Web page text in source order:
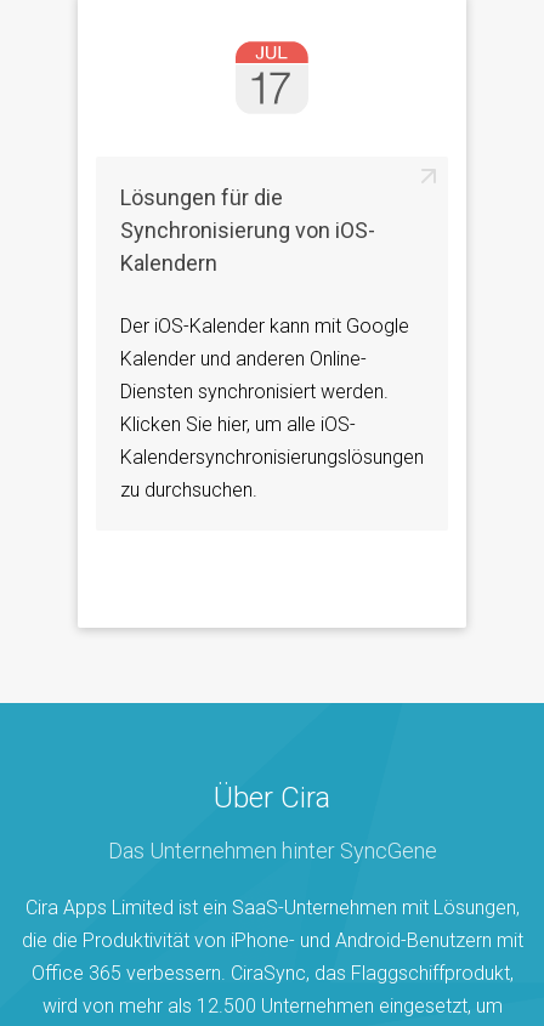
Lösungen für die
Synchronisierung von iOS-
Kalendern
Der iOS-Kalender kann mit Google
Kalender und anderen Online-
Diensten synchronisiert werden.
Klicken Sie hier, um alle iOS-
Kalendersynchronisierungslösungen
zu durchsuchen.
Über Cira
Das Unternehmen hinter SyncGene
Cira Apps Limited ist ein SaaS-Unternehmen mit Lösungen,
die die Produktivität von iPhone- und Android-Benutzern mit
Office 365 verbessern. CiraSync, das Flaggschiffprodukt,
wird von mehr als 12.500 Unternehmen eingesetzt, um